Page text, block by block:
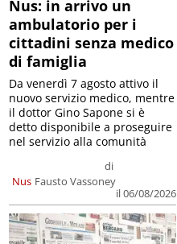
Nus: in arrivo un
ambulatorio per i
cittadini senza medico
di famiglia
Nus
di
Fausto Vassoney
il 06/08/2026
Da venerdì 7 agosto attivo il
nuovo servizio medico, mentre
il dottor Gino Sapone si è
detto disponibile a proseguire
nel servizio alla comunità